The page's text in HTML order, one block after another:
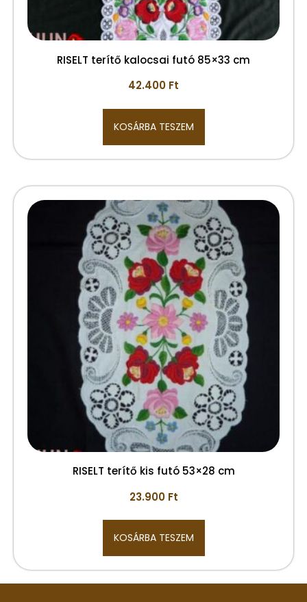
RISELT terítő kalocsai futó 85×33 cm
42.400 Ft
KOSÁRBA TESZEM
RISELT terítő kis futó 53×28 cm
23.900 Ft
KOSÁRBA TESZEM